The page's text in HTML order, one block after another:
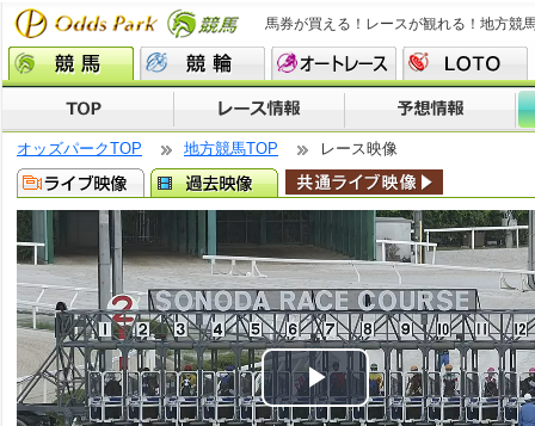
馬券が買える！レースが観れる！地方競
オッズパークTOP 地方競馬TOP レース映像
Play